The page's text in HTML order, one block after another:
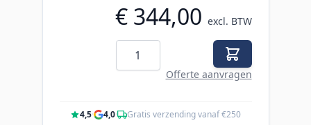
€ 344,00 excl. BTW
Aantal
Offerte aanvragen
4,5· 4,0· Gratis verzending vanaf €250